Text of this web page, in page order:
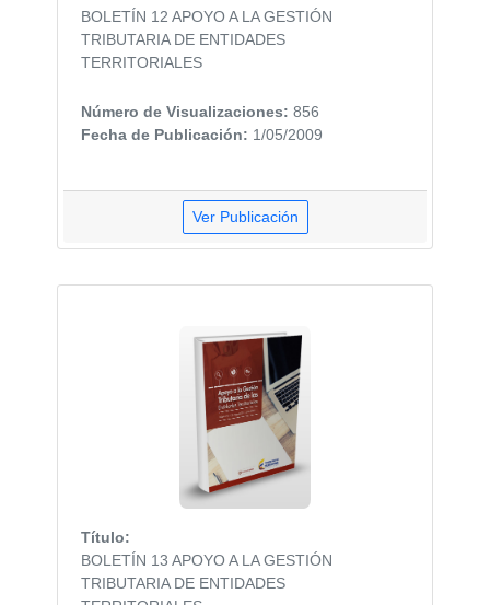
BOLETÍN 12 APOYO A LA GESTIÓN
TRIBUTARIA DE ENTIDADES
TERRITORIALES
Número de Visualizaciones: 856
Fecha de Publicación: 1/05/2009
Ver Publicación
Título:
BOLETÍN 13 APOYO A LA GESTIÓN
TRIBUTARIA DE ENTIDADES